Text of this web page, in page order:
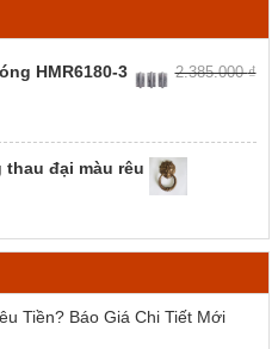
HMR6180-3 2.385.000₫
đại màu rêu
₫.
Tiền? Báo Giá Chi Tiết Mới